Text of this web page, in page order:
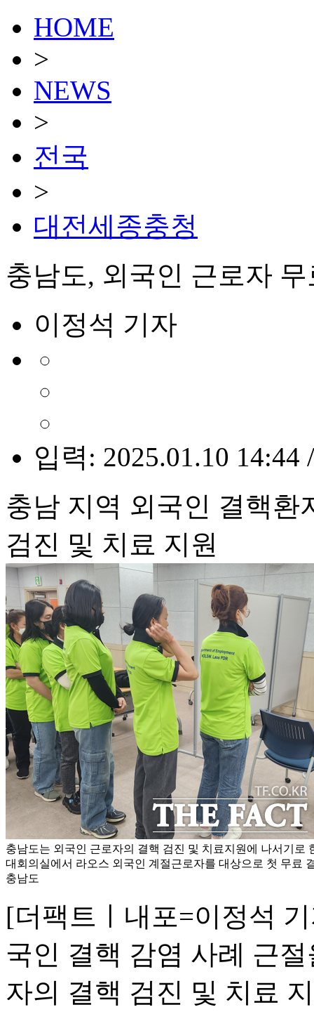
HOME
>
NEWS
>
전국
>
대전세종충청
충남도, 외국인 근로자
이정석 기자
입력: 2025.01.10 14:44
충남 지역 외국인 결핵
검진 및 치료 지원
충남도는 외국인 근로자의 결핵 검진 및 치료지원에 나서기로
대회의실에서 라오스 외국인 계절근로자를 대상으로 첫 무료
충남도
[더팩트ㅣ내포=이정석
국인 결핵 감염 사례 근
자의 결핵 검진 및 치료